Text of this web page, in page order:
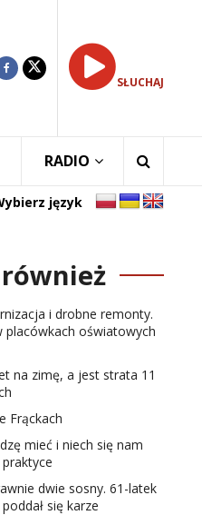
SŁUCHAJ
RADIO
język
i drobne remonty.
placówkach oświatowych
na zimę, a jest strata 11
Frąckach
mieć i niech się nam
dwie sosny. 61-latek
się karze